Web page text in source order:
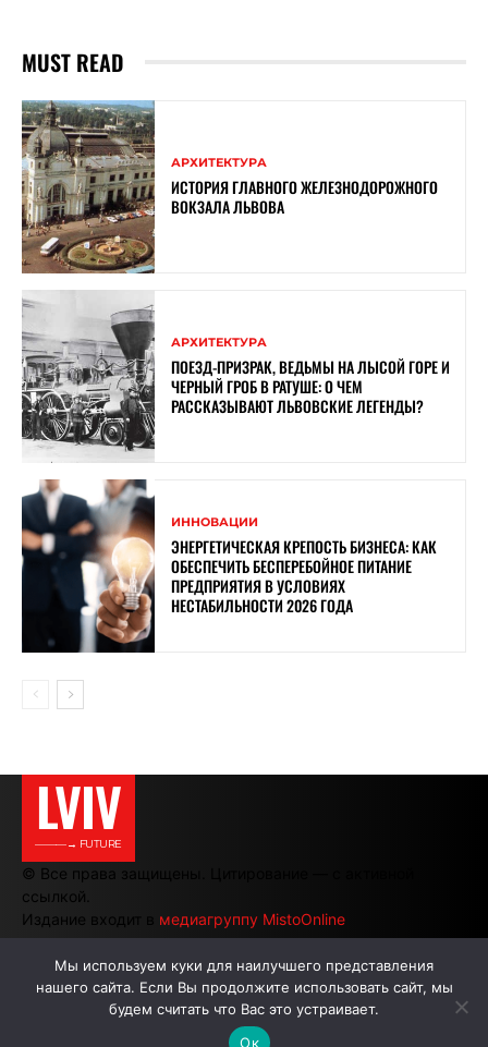
MUST READ
АРХИТЕКТУРА
ИСТОРИЯ ГЛАВНОГО ЖЕЛЕЗНОДОРОЖНОГО
ВОКЗАЛА ЛЬВОВА
АРХИТЕКТУРА
ПОЕЗД-ПРИЗРАК, ВЕДЬМЫ НА ЛЫСОЙ ГОРЕ И
ЧЕРНЫЙ ГРОБ В РАТУШЕ: О ЧЕМ
РАССКАЗЫВАЮТ ЛЬВОВСКИЕ ЛЕГЕНДЫ?
ИННОВАЦИИ
ЭНЕРГЕТИЧЕСКАЯ КРЕПОСТЬ БИЗНЕСА: КАК
ОБЕСПЕЧИТЬ БЕСПЕРЕБОЙНОЕ ПИТАНИЕ
ПРЕДПРИЯТИЯ В УСЛОВИЯХ
НЕСТАБИЛЬНОСТИ 2026 ГОДА
LVIV
———→ FUTURE
© Все права защищены. Цитирование — с активной
ссылкой.
Издание входит в медиагруппу MistoOnline
АВТОРЫ РЕКЛАМА НА САЙТЕ
Мы используем куки для наилучшего представления
нашего сайта. Если Вы продолжите использовать сайт, мы
будем считать что Вас это устраивает.
Ок